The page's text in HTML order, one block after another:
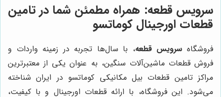
سرویس قطعه: همراه مطمئن شما در تامین
قطعات اورجینال کوماتسو
فروشگاه سرویس قطعه، با سال‌ها تجربه در زمینه واردات و
فروش قطعات ماشین‌آلات سنگین، به عنوان یکی از معتبرترین
مراکز تامین قطعات بیل مکانیکی کوماتسو در ایران شناخته
می‌شود. این فروشگاه، با ارائه قطعات اورجینال و با کیفیت،